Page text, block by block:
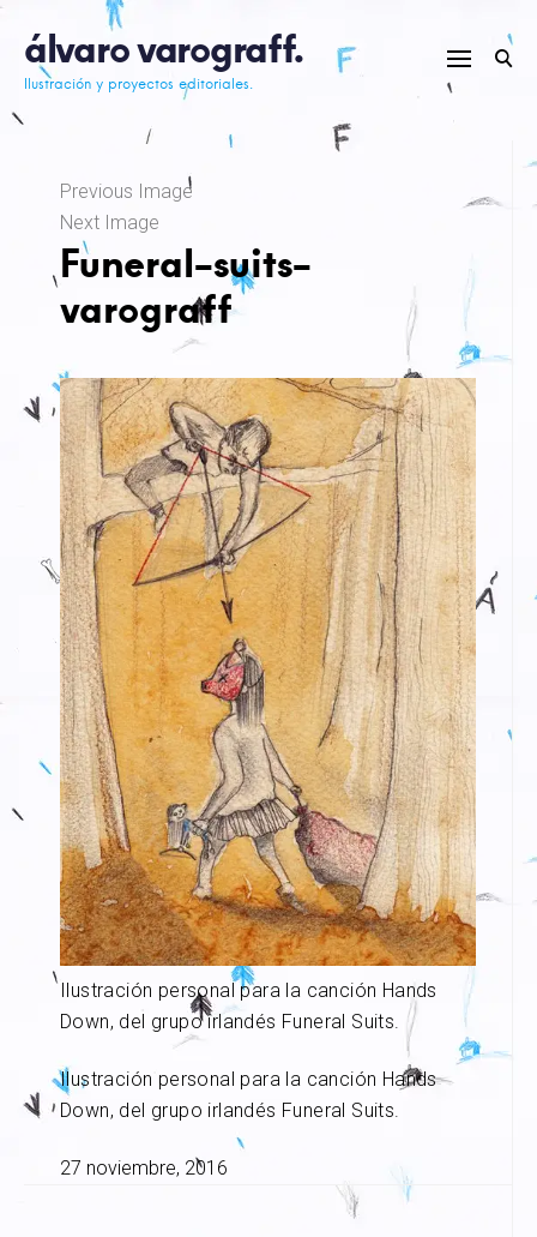
Skip
content
álvaro varograff.
Ilustración y proyectos editoriales.
Previous Image
Next Image
Funeral-suits-
varograff
Ilustración personal para la canción Hands
Down, del grupo irlandés Funeral Suits.
Ilustración personal para la canción Hands
Down, del grupo irlandés Funeral Suits.
27 noviembre, 2016